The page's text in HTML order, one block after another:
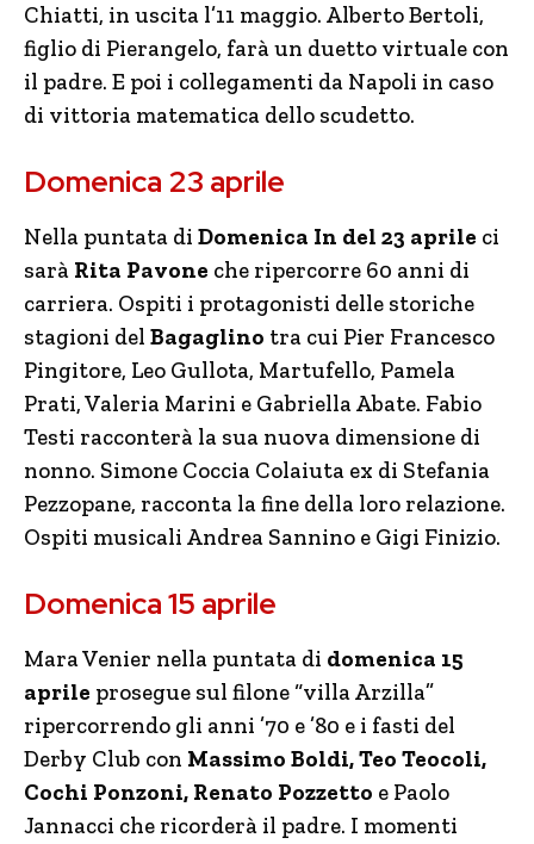
Chiatti, in uscita l’11 maggio. Alberto Bertoli,
figlio di Pierangelo, farà un duetto virtuale con
il padre. E poi i collegamenti da Napoli in caso
di vittoria matematica dello scudetto.
Domenica 23 aprile
Nella puntata di Domenica In del 23 aprile ci
sarà Rita Pavone che ripercorre 60 anni di
carriera. Ospiti i protagonisti delle storiche
stagioni del Bagaglino tra cui Pier Francesco
Pingitore, Leo Gullota, Martufello, Pamela
Prati, Valeria Marini e Gabriella Abate. Fabio
Testi racconterà la sua nuova dimensione di
nonno. Simone Coccia Colaiuta ex di Stefania
Pezzopane, racconta la fine della loro relazione.
Ospiti musicali Andrea Sannino e Gigi Finizio.
Domenica 15 aprile
Mara Venier nella puntata di domenica 15
aprile prosegue sul filone “villa Arzilla”
ripercorrendo gli anni ’70 e ’80 e i fasti del
Derby Club con Massimo Boldi, Teo Teocoli,
Cochi Ponzoni, Renato Pozzetto e Paolo
Jannacci che ricorderà il padre. I momenti